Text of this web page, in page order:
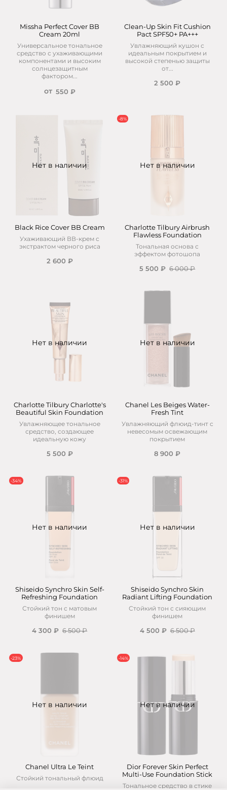
Missha Perfect Cover BB
Cream 20ml
Универсальное тональное
средство с ухаживающими
компонентами и высоким
солнцезащитным
фактором...
от 550 ₽
Clean-Up Skin Fit Cushion
Pact SPF50+ PA+++
Увлажняющий кушон с
идеальным покрытием и
высокой степенью защиты
от...
2 500 ₽
Нет в наличии
Black Rice Cover BB Cream
Ухаживающий ВВ-крем с
экстрактом черного риса
2 600 ₽
Нет в наличии
-8%
Charlotte Tilbury Airbrush
Flawless Foundation
Тональная основа с
эффектом фотошопа
5 500 ₽ 6 000 ₽
Нет в наличии
Charlotte Tilbury Charlotte's
Beautiful Skin Foundation
Увлажняющее тональное
средство, создающее
идеальную кожу
5 500 ₽
Нет в наличии
Chanel Les Beiges Water-
Fresh Tint
Увлажняющий флюид-тинт с
невесомым освежающим
покрытием
8 900 ₽
Нет в наличии
-34%
Shiseido Synchro Skin Self-
Refreshing Foundation
Стойкий тон с матовым
финишем
4 300 ₽ 6 500 ₽
Нет в наличии
-31%
Shiseido Synchro Skin
Radiant Lifting Foundation
Стойкий тон с сияющим
финишем
4 500 ₽ 6 500 ₽
Нет в наличии
-23%
Chanel Ultra Le Teint
Стойкий тональный флюид
Нет в наличии
-14%
Dior Forever Skin Perfect
Multi-Use Foundation Stick
Тональное средство в стике